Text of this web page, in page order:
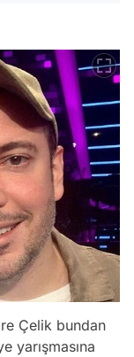
Çelik bundan
yarışmasına